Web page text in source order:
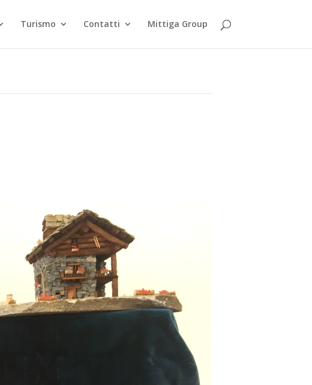
Turismo Contatti Mittiga Group